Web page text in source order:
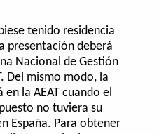
tenido residencia
presentación deberá
Nacional de Gestión
Del mismo modo, la
la AEAT cuando el
no tuviera su
España. Para obtener